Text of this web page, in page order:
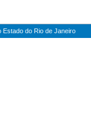
Estado do Rio de Janeiro